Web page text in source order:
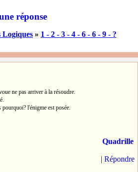
réponse
Logiques » 1 - 2 - 3 - 4 - 6 - 6 - 9 - ?
ne pas arriver à la résoudre.
l'énigme est posée.
Quadrille
| Répondre